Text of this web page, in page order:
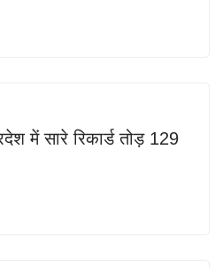
में सारे रिकार्ड तोड़ 129